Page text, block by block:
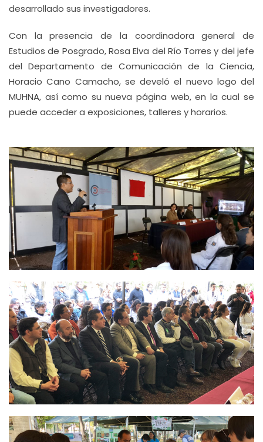
desarrollado sus investigadores.
Con la presencia de la coordinadora general de
Estudios de Posgrado, Rosa Elva del Río Torres y del jefe
del Departamento de Comunicación de la Ciencia,
Horacio Cano Camacho, se develó el nuevo logo del
MUHNA, así como su nueva página web, en la cual se
puede acceder a exposiciones, talleres y horarios.